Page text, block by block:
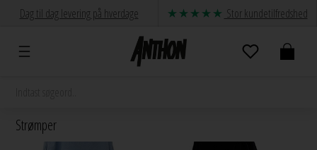
Dag til dag levering på hverdage Stor kundetilfredshed
Strømper